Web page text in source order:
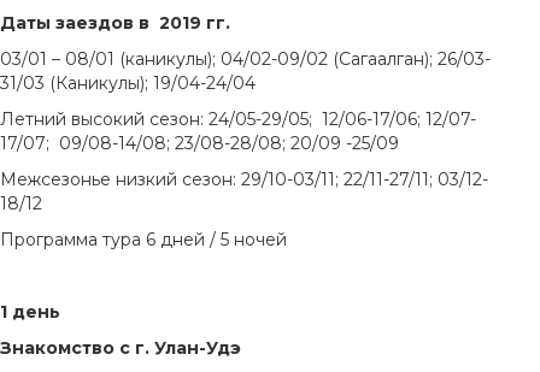
Даты заездов в 2019 гг.
03/01 – 08/01 (каникулы); 04/02-09/02 (Сагаалган); 26/03-
31/03 (Каникулы); 19/04-24/04
Летний высокий сезон: 24/05-29/05; 12/06-17/06; 12/07-
17/07; 09/08-14/08; 23/08-28/08; 20/09 -25/09
Межсезонье низкий сезон: 29/10-03/11; 22/11-27/11; 03/12-
18/12
Программа тура 6 дней / 5 ночей
1 день
Знакомство с г. Улан-Удэ